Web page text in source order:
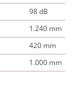
98 dB
1.240 mm
420 mm
1.000 mm